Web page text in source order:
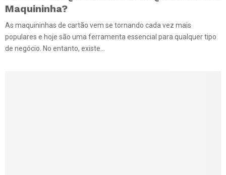
Maquininha?
As maquininhas de cartão vem se tornando cada vez mais
populares e hoje são uma ferramenta essencial para qualquer tipo
de negócio. No entanto, existe...